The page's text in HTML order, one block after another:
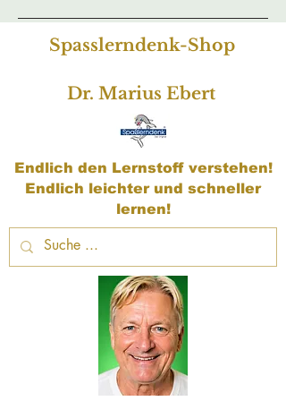
Spasslerndenk-Shop
Dr. Marius Ebert
Endlich den Lernstoff verstehen!
Endlich leichter und schneller
lernen!